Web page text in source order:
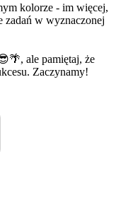
kolorze - im więcej,
w wyznaczonej
ale pamiętaj, że
Zaczynamy!